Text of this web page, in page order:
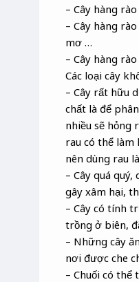
– Cây hàng
– Cây hàng
mơ …
– Cây hàng
Các loại cây
– Cây rất hữu
chất là để
nhiều sẽ hỏng
rau có thể làm
nên dùng rau
– Cây quá
gây xâm hại,
– Cây có tính
trồng ở biên,
– Những cây
nơi được che
– Chuối có thể